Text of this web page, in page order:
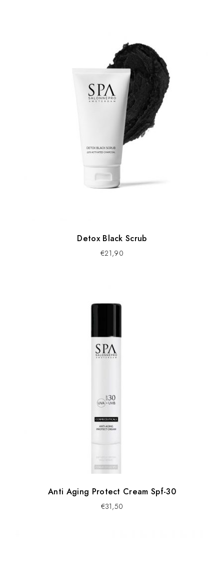
Detox Black Scrub
€21,90
Anti Aging Protect Cream Spf-30
€31,50